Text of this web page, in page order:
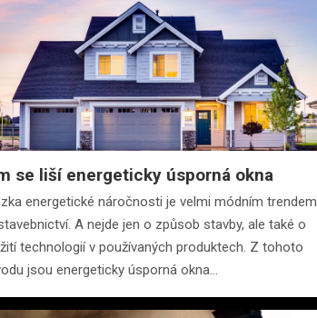
se liší energeticky úsporná okna
energetické náročnosti je velmi módním trendem
A nejde jen o způsob stavby, ale také o
technologií v používaných produktech. Z tohoto
jsou energeticky úsporná okna…